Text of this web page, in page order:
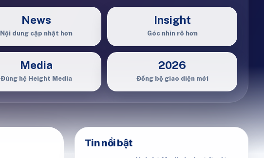
News
Nội dung cập nhật hơn
Insight
Góc nhìn rõ hơn
Media
Đúng hệ Height Media
2026
Đồng bộ giao diện mới
Tin nổi bật